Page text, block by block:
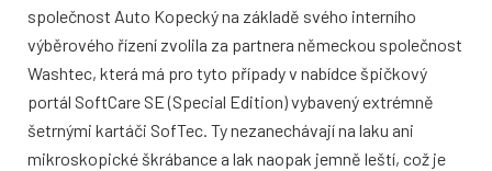
společnost Auto Kopecký na základě svého interního
výběrového řízení zvolila za partnera německou společnost
Washtec, která má pro tyto případy v nabídce špičkový
portál SoftCare SE (Special Edition) vybavený extrémně
šetrnými kartáči SofTec. Ty nezanechávají na laku ani
mikroskopické škrábance a lak naopak jemně leští, což je